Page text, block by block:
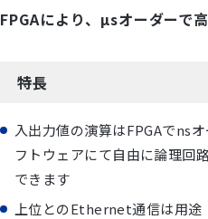
FPGAにより、µsオーダーで
特長
入出力値の演算はFPGAでns
フトウェアにて自由に論理回
できます
上位とのEthernet通信は用途